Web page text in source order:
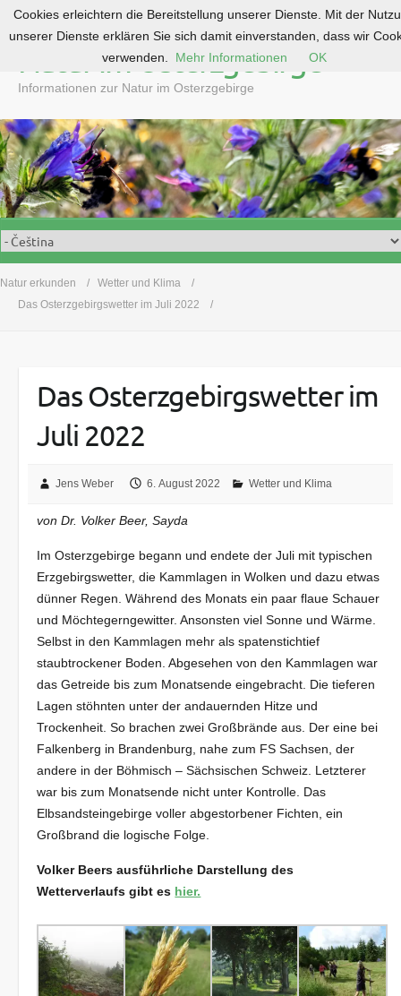
o
c
o
n
t
e
n
Natur im Osterzgebirge
Informationen zur Natur im Osterzgebirge
Natur erkunden
Wetter und Klima
Das Osterzgebirgswetter im Juli 2022
Das Osterzgebirgswetter im
Juli 2022
Jens Weber 6. August 2022 Wetter und Klima
von Dr. Volker Beer, Sayda
Im Osterzgebirge begann und endete der Juli mit typischen
Erzgebirgswetter, die Kammlagen in Wolken und dazu etwas
dünner Regen. Während des Monats ein paar flaue Schauer
und Möchtegerngewitter. Ansonsten viel Sonne und Wärme.
Selbst in den Kammlagen mehr als spatenstichtief
staubtrockener Boden. Abgesehen von den Kammlagen war
das Getreide bis zum Monatsende eingebracht. Die tieferen
Lagen stöhnten unter der andauernden Hitze und
Trockenheit. So brachen zwei Großbrände aus. Der eine bei
Falkenberg in Brandenburg, nahe zum FS Sachsen, der
andere in der Böhmisch – Sächsischen Schweiz. Letzterer
war bis zum Monatsende nicht unter Kontrolle. Das
Elbsandsteingebirge voller abgestorbener Fichten, ein
Großbrand die logische Folge.
Volker Beers ausführliche Darstellung des
Wetterverlaufs gibt es hier.
Cookies erleichtern die Bereitstellung unserer Dienste. Mit der
unserer Dienste erklären Sie sich damit einverstanden, dass wir
verwenden.
Mehr Informationen OK